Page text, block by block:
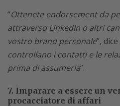
“Ottenete endorsement da
attraverso LinkedIn o altri
vostro brand personale”,
controllano i contatti e le
prima di assumerla”.
7. Imparare a essere un
procacciatore di affari